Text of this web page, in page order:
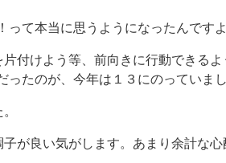
って本当に思うようになったんです
付けよう等、前向きに行動できるよ
たのが、今年は１３にのっていまし
が良い気がします。あまり余計な心